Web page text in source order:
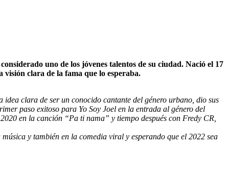
uno de los jóvenes talentos de su ciudad. Nació el 17
visión clara de la fama que lo esperaba.
clara de ser un conocido cantante del género urbano, dio sus
paso exitoso para Yo Soy Joel en la entrada al género del
en la canción “Pa ti nama” y tiempo después con Fredy CR,
y también en la comedia viral y esperando que el 2022 sea